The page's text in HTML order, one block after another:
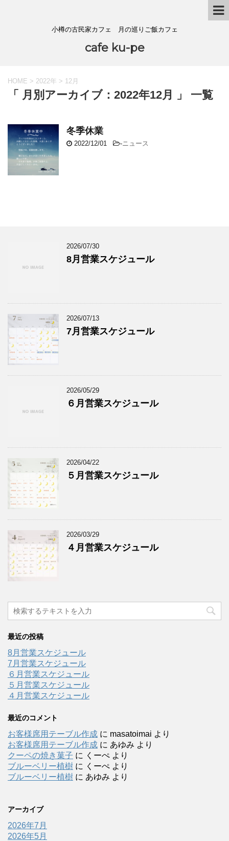
小樽の古民家カフェ 月の巡りご飯カフェ
cafe ku-pe
HOME > 2022年 > 12月
「 月別アーカイブ：2022年12月 」 一覧
冬季休業
2022/12/01 -ニュース
2026/07/30
8月営業スケジュール
2026/07/13
7月営業スケジュール
2026/05/29
６月営業スケジュール
2026/04/22
５月営業スケジュール
2026/03/29
４月営業スケジュール
最近の投稿
8月営業スケジュール
7月営業スケジュール
６月営業スケジュール
５月営業スケジュール
４月営業スケジュール
最近のコメント
お客様席用テーブル作成 に masatoimai より
お客様席用テーブル作成 に あゆみ より
クーペの焼き菓子 に くーぺ より
ブルーベリー植樹 に くーぺ より
ブルーベリー植樹 に あゆみ より
アーカイブ
2026年7月
2026年5月